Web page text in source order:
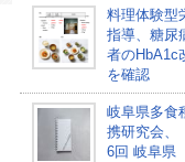
料理体験型
指導、糖尿
者のHbA1c
を確認
岐阜県多食
携研究会、
6回 岐阜県